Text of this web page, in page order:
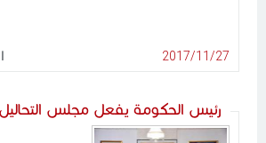
2017/11/27
رئيس الحكومة يفعل مجلس التحاليل